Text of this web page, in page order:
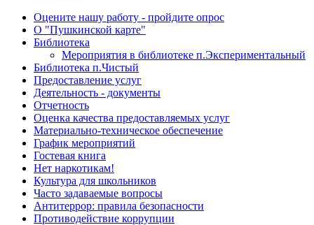
Оцените нашу работу - пройдите опрос
О "Пушкинской карте"
Библиотека
Мероприятия в библиотеке п.Экспериментальный
Библиотека п.Чистый
Предоставление услуг
Деятельность - документы
Отчетность
Оценка качества предоставляемых услуг
Материально-техническое обеспечение
График мероприятий
Гостевая книга
Нет наркотикам!
Культура для школьников
Часто задаваемые вопросы
Антитеррор: правила безопасности
Противодействие коррупции